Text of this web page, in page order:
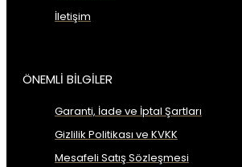
İletişim
ÖNEMLİ BİLGİLER
Garanti, İade ve İptal Şartları
Gizlilik Politikası ve KVKK
Mesafeli Satış Sözleşmesi